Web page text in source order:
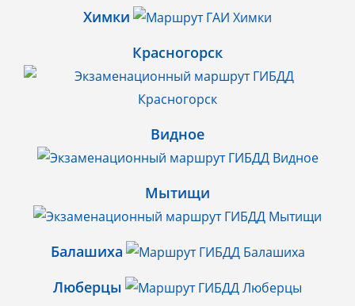
Химки
Красногорск
Видное
Мытищи
Балашиха
Люберцы